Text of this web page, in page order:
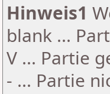
Hinweis1
blank ...
V ... Partie
- ... Partie